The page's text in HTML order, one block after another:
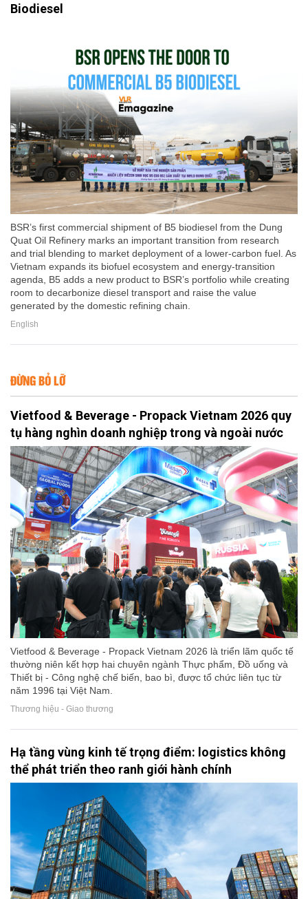
Biodiesel
BSR’s first commercial shipment of B5 biodiesel from the Dung
Quat Oil Refinery marks an important transition from research
and trial blending to market deployment of a lower-carbon fuel. As
Vietnam expands its biofuel ecosystem and energy-transition
agenda, B5 adds a new product to BSR’s portfolio while creating
room to decarbonize diesel transport and raise the value
generated by the domestic refining chain.
English
ĐỪNG BỎ LỠ
Vietfood & Beverage - Propack Vietnam 2026 quy
tụ hàng nghìn doanh nghiệp trong và ngoài nước
Vietfood & Beverage - Propack Vietnam 2026 là triển lãm quốc tế
thường niên kết hợp hai chuyên ngành Thực phẩm, Đồ uống và
Thiết bị - Công nghệ chế biến, bao bì, được tổ chức liên tục từ
năm 1996 tại Việt Nam.
Thương hiệu - Giao thương
Hạ tầng vùng kinh tế trọng điểm: logistics không
thể phát triển theo ranh giới hành chính